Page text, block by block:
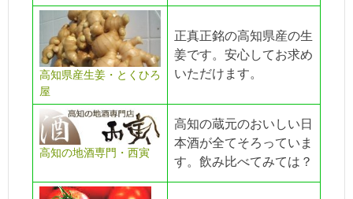
高知県産生姜・とくひろ
屋
正真正銘の高知県産の生
姜です。安心してお求め
いただけます。
高知の地酒専門・西寅
高知の蔵元のおいしい日
本酒が全てそろっていま
す。飲み比べてみては？